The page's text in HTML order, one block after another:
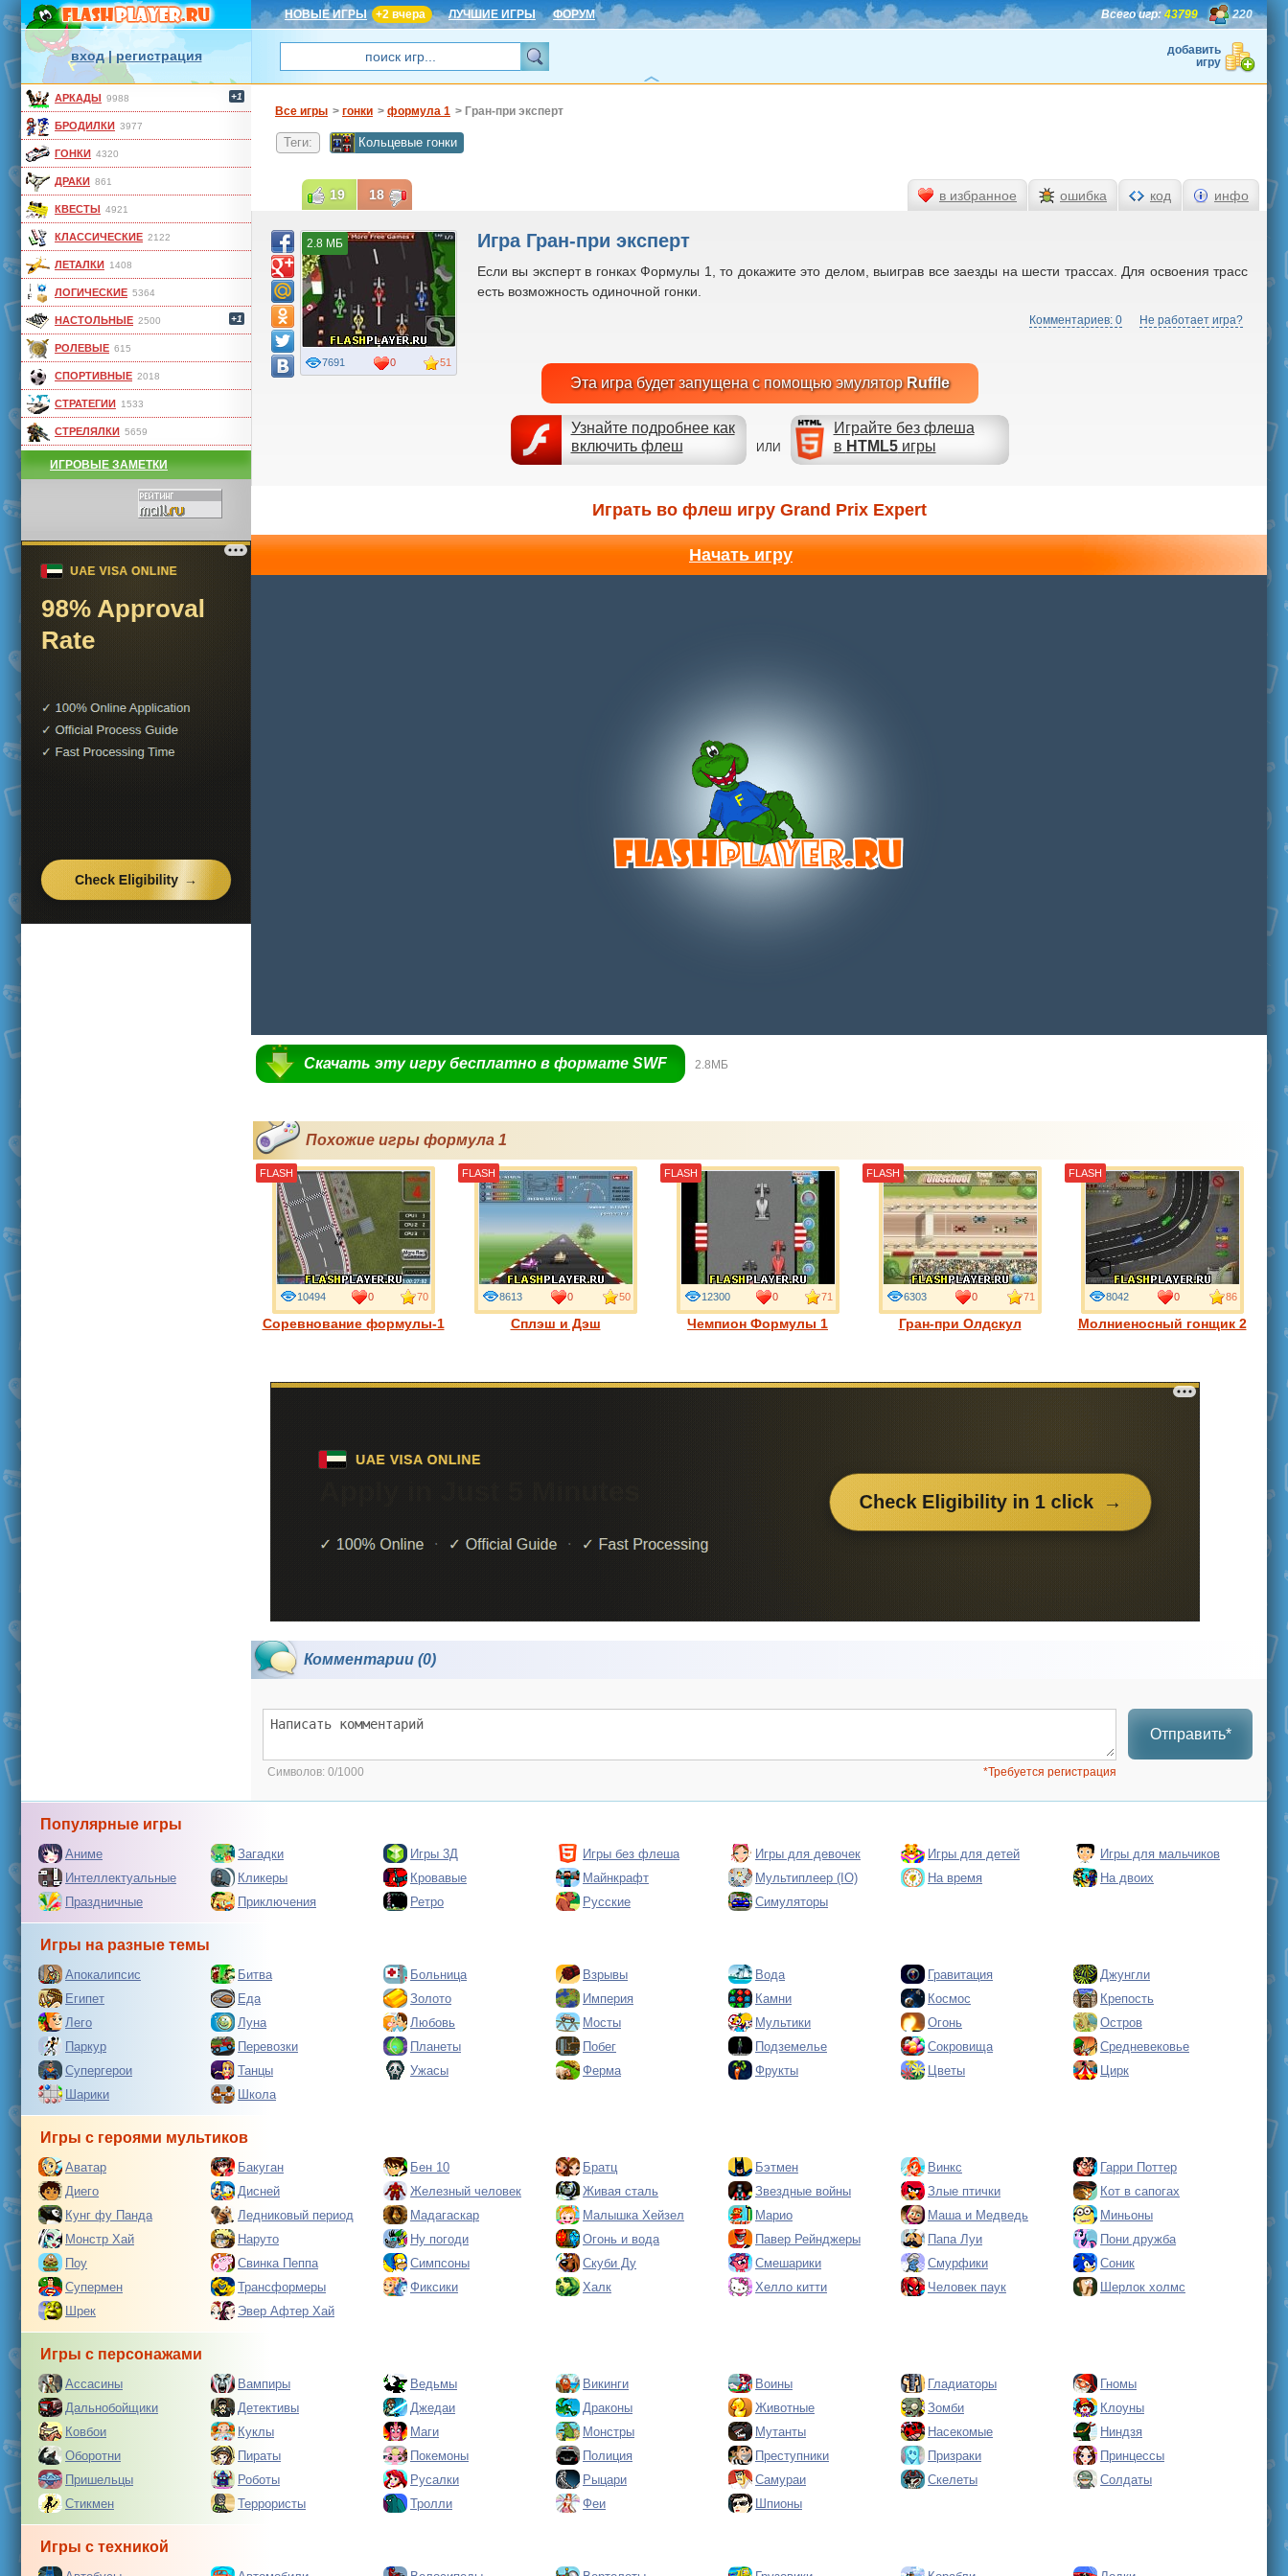
НОВЫЕ ИГРЫ +2 вчера ЛУЧШИЕ ИГРЫ ФОРУМ 220
Всего игр:43799
вход|регистрация
добавить
игру
АРКАДЫ 9988 +1
БРОДИЛКИ 3977
ГОНКИ 4320
ДРАКИ 861
КВЕСТЫ 4921
КЛАССИЧЕСКИЕ 2122
ЛЕТАЛКИ 1408
ЛОГИЧЕСКИЕ 5364
НАСТОЛЬНЫЕ 2500 +1
РОЛЕВЫЕ 615
СПОРТИВНЫЕ 2018
СТРАТЕГИИ 1533
СТРЕЛЯЛКИ 5659
ИГРОВЫЕ ЗАМЕТКИ
Все игры > гонки > формула 1 > Гран-при эксперт
Теги: Кольцевые гонки
Игра Гран-при эксперт
Если вы эксперт в гонках Формулы 1, то докажите это делом, выиграв все заезды на шести трассах. Для освоения трасс
есть возможность одиночной гонки.
Комментариев: 0 Не работает игра?
Эта игра будет запущена с помощью эмулятор Ruffle
Узнайте подробнее как
включить флеш
ИЛИ
Играйте без флеша
в HTML5игры
51
7691 0
2.8 МБ
19 18 в избранное ошибка код инфо
Играть во флеш игру Grand Prix Expert
Начать игру
Скачать эту игру бесплатно в формате SWF 2.8МБ
Похожие игры формула 1
Соревнование формулы-1
10494 0 70
FLASH
Сплэш и Дэш
8613 0 50
FLASH
Чемпион Формулы 1
12300 0 71
FLASH
Гран-при Олдскул
6303 0 71
FLASH
Молниеносный гонщик 2
8042 0 86
FLASH
Комментарии (0)
Отправить*
Символов: 0/1000 *Требуется регистрация
Популярные игры
Аниме Загадки Игры 3Д Игры без флеша Игры для девочек Игры для детей
Игры для мальчиков
Интеллектуальные
Кликеры Кровавые Майнкрафт Мультиплеер (IO) На время
На двоих
Праздничные
Приключения Ретро Русские Симуляторы
Игры на разные темы
Апокалипсис Битва Больница Взрывы Вода Гравитация
Джунгли
Египет
Еда Золото Империя Камни Космос
Крепость
Лего
Луна Любовь Мосты Мультики Огонь
Остров
Паркур
Перевозки Планеты Побег Подземелье Сокровища
Средневековье
Супергерои
Танцы Ужасы Ферма Фрукты Цветы
Цирк
Шарики
Школа
Игры с героями мультиков
Аватар Бакуган Бен 10 Братц Бэтмен Винкс
Гарри Поттер
Диего
Дисней Железный человек Живая сталь Звездные войны Злые птички
Кот в сапогах
Кунг фу Панда
Ледниковый период Мадагаскар Малышка Хейзел Марио Маша и Медведь
Миньоны
Монстр Хай
Наруто Ну погоди Огонь и вода Павер Рейнджеры Папа Луи
Пони дружба
Поу
Свинка Пеппа Симпсоны Скуби Ду Смешарики Смурфики
Соник
Супермен
Трансформеры Фиксики Халк Хелло китти Человек паук
Шерлок холмс
Шрек
Эвер Афтер Хай
Игры с персонажами
Ассасины Вампиры Ведьмы Викинги Воины Гладиаторы
Гномы
Дальнобойщики
Детективы Джедаи Драконы Животные Зомби
Клоуны
Ковбои
Куклы Маги Монстры Мутанты Насекомые
Ниндзя
Оборотни
Пираты Покемоны Полиция Преступники Призраки
Принцессы
Пришельцы
Роботы Русалки Рыцари Самураи Скелеты
Солдаты
Стикмен
Террористы Тролли Феи Шпионы
Игры с техникой